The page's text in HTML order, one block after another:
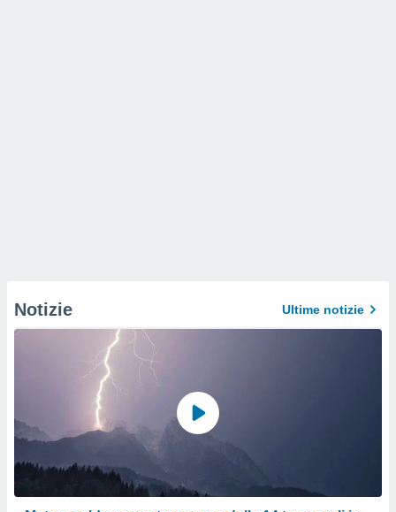
Notizie Ultime notizie